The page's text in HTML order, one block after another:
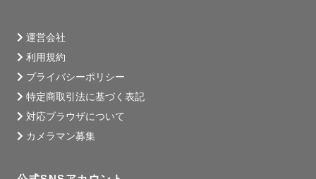
運営会社
利用規約
プライバシーポリシー
特定商取引法に基づく表記
対応ブラウザについて
カメラマン募集